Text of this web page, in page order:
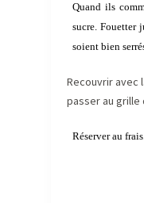
Quand ils
sucre. Fouetter
soient bien
Recouvrir avec
passer au grille
Réserver au